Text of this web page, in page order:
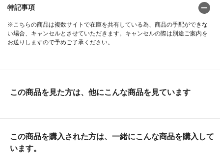
特記事項
※こちらの商品は複数サイトで在庫を共有している為、商品の手配ができな
い場合、キャンセルとさせていただきます。キャンセルの際は別途ご案内を
お送りしますので予めご了承ください。
この商品を見た方は、他にこんな商品を見ています
この商品を購入された方は、一緒にこんな商品を購入して
います。